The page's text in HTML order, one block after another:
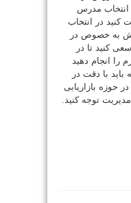
انتخاب مدرس
کنید در انتخاب
به خصوص در
کنید تا در
را انجام دهید
باید با دقت در
حوزه بازاریابی
توجه کنید.